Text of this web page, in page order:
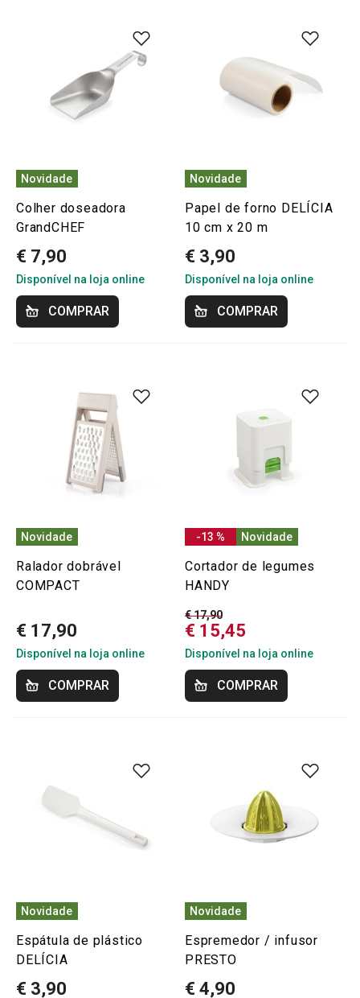
Novidade
Colher doseadora
GrandCHEF
€ 7,90
Disponível na loja online
COMPRAR
Novidade
Papel de forno DELÍCIA
10 cm x 20 m
€ 3,90
Disponível na loja online
COMPRAR
Novidade
Ralador dobrável
COMPACT
€ 17,90
Disponível na loja online
COMPRAR
-13 % Novidade
Cortador de legumes
HANDY
€ 17,90
€ 15,45
Disponível na loja online
COMPRAR
Novidade
Espátula de plástico
DELÍCIA
€ 3,90
Novidade
Espremedor / infusor
PRESTO
€ 4,90